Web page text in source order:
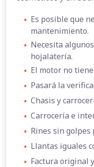
• Es posible que
mantenimiento.
• Necesita
hojalatería.
• El motor no
• Pasará la
• Chasis y
• Carrocería e
• Rines sin golpes
• Llantas iguales
• Factura original